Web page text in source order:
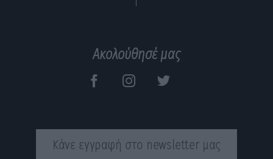
Ακολούθησέ μας
Κάνε εγγραφή στο newsletter μας